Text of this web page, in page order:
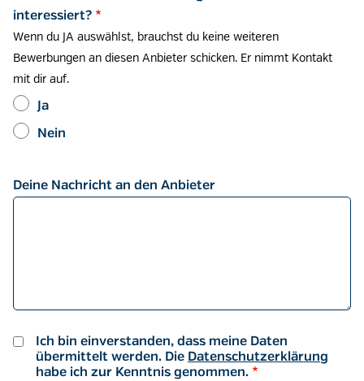
interessiert?
Wenn du JA auswählst, brauchst du keine weiteren
Bewerbungen an diesen Anbieter schicken. Er nimmt Kontakt
mit dir auf.
Ja
Nein
Deine Nachricht an den Anbieter
Ich bin einverstanden, dass meine Daten
übermittelt werden. Die Datenschutzerklärung
habe ich zur Kenntnis genommen.